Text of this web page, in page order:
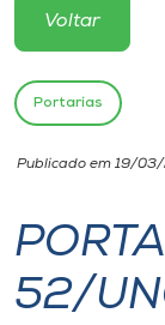
Portal de Ensino
Unoesc
I.nova
Voltar
Portarias
Publicado em 19/
52/